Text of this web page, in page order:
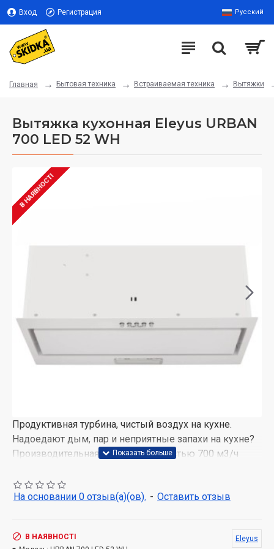
Вход Регистрация Русский
Главная Бытовая техника Встраиваемая техника Вытяжки
Вытяжка кухонная Eleyus URBAN
700 LED 52 WH
В НАЯВНОСТІ
Продуктивная турбина, чистый воздух на кухне.
Надоедают дым, пар и неприятные запахи на кухне?
Производительная турбина мощностью 700 м3/ч
помещении площадью до 18 м2. Включайте вытяжку
до начала приготовления, оставьте работать еще на 5
На основании 0 отзыв(а)(ов). - Оставить отзыв
В НАЯВНОСТІ
Eleyus